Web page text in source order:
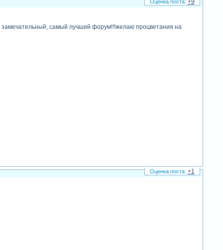
замечательный, самый лучший форум!!!желаю процветания на
+9
+1